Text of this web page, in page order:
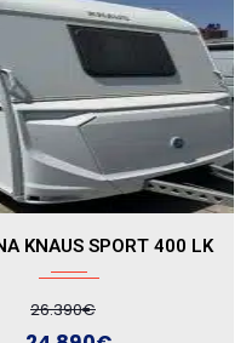
SPORT 400 LK